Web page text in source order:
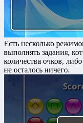
Есть несколько
выполнять задания,
количества очков,
не осталось ничего.